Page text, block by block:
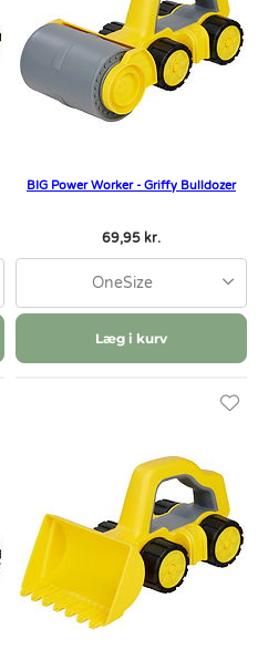
BIG Power Worker - Griffy Bulldozer
69,95 kr.
OneSize
Læg i kurv